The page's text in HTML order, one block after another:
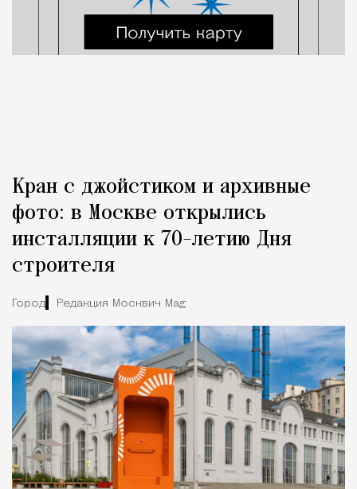
Кран с джойстиком и архивные
фото: в Москве открылись
инсталляции к 70-летию Дня
строителя
Город Редакция Москвич Mag